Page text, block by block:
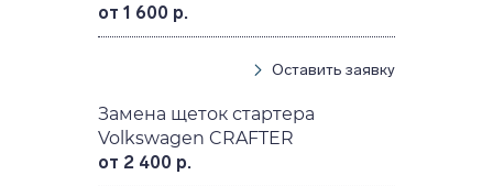
от 1 600 р.
Оставить заявку
Замена щеток стартера
Volkswagen CRAFTER
от 2 400 р.